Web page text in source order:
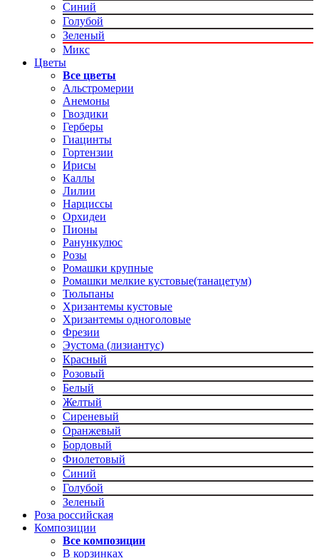
Синий
Голубой
Зеленый
Микс
Цветы
Все цветы
Альстромерии
Анемоны
Гвоздики
Герберы
Гиацинты
Гортензии
Ирисы
Каллы
Лилии
Нарциссы
Орхидеи
Пионы
Ранункулюс
Розы
Ромашки крупные
Ромашки мелкие кустовые(танацетум)
Тюльпаны
Хризантемы кустовые
Хризантемы одноголовые
Фрезии
Эустома (лизиантус)
Красный
Розовый
Белый
Желтый
Сиреневый
Оранжевый
Бордовый
Фиолетовый
Синий
Голубой
Зеленый
Роза российская
Композиции
Все композиции
В корзинках